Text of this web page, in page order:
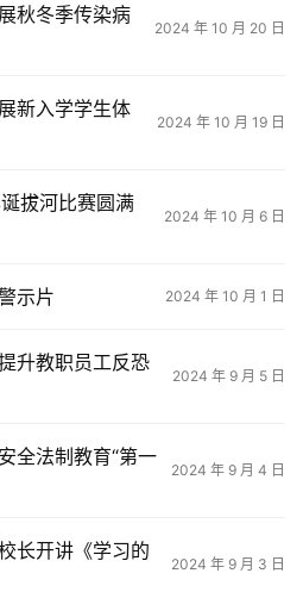
秋冬季传染病
2024 年 10 月 20 日
新入学学生体
2024 年 10 月 19 日
拔河比赛圆满
2024 年 10 月 6 日
示片 2024 年 10 月 1 日
升教职员工反恐
2024 年 9 月 5 日
全法制教育“第一
2024 年 9 月 4 日
长开讲《学习的
2024 年 9 月 3 日